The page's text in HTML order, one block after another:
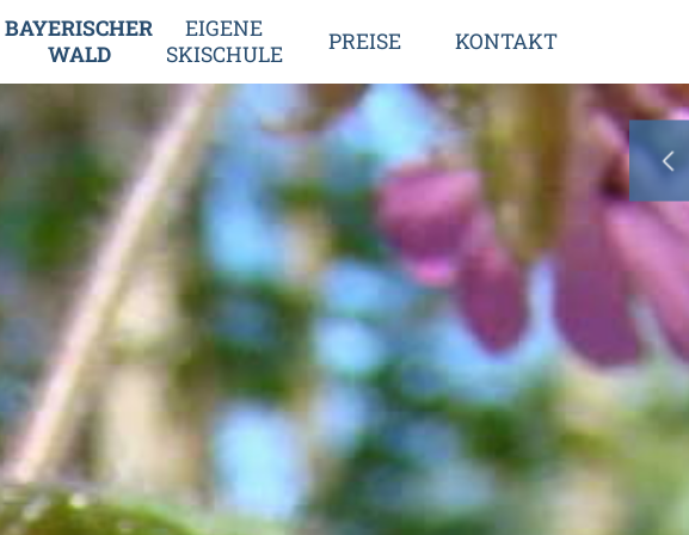
BAYERISCHER
WALD
EIGENE
SKISCHULE
PREISE KONTAKT